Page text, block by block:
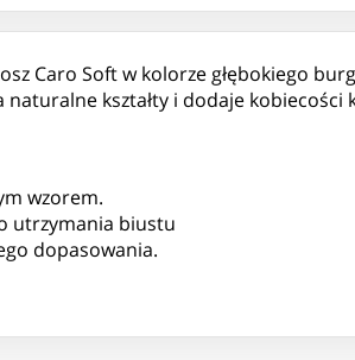
Caro Soft w kolorze głębokiego
kształty i dodaje
wzorem.
utrzymania biustu
dopasowania.